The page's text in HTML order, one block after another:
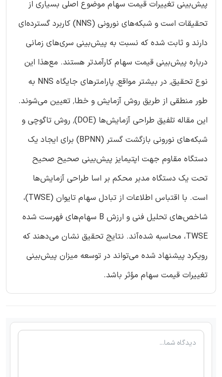
پیش‌بینی تغییرات قیمت سهام موضوع اصلی بسیاری از
تحقیقات است و شبکه‌های نورونی (NNS) کاربرد گسترده‌ای
دارند و ثابت شده که نسبت به پیش‌بینی سری‌های زمانی
درباره پیش‌بینی قیمت سهام کارآمدتر هستند. مع‌هذا این
نوع تحقیق٬ در بیشتر مواقع٬ پارامتر‌های جایگاه NNS به
طور منطقی از طریق روش آزمایش و خطا٬ تعیین می‌شوند.
این مقاله تلفیق طراحی آزمایش‌ها (DOE)٬ روش تاگوچی و
شبکه‌های نورونی بازگشت گستر (BPNN) برای ایجاد یك
دستگاه مقاوم جهت اپتیمایز پیش‌بینی صحیح صحیح
تحت یك دستگاه مدبر محكم بر اسا طراحی آزمایش‌ها
است. با اقتباس اطلاعات از تبادل سهام تایوان (TWSE)،
شاخص‌های تحلیل فنی و ارزش B سهام‌های فهرست شده
TWSE، محاسبه شده‌آند. نتایج تحقیق نشان می‌دهند كه
رویكرد پیشنهاد شده می‌تواند در توسعه میزان پیش‌بینی
تغییرات قیمت سهام مؤثر باشد.